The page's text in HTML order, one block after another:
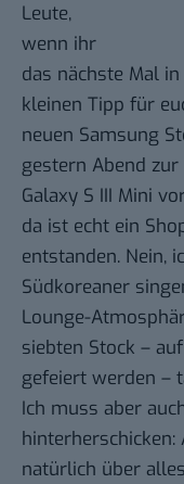
Leute,
wenn ihr
das nächste Mal
kleinen Tipp für
neuen Samsung
gestern Abend
Galaxy S III Mini
da ist echt ein
entstanden. Nein,
Südkoreaner
Lounge-
siebten Stock –
gefeiert werden –
Ich muss aber
natürlich über